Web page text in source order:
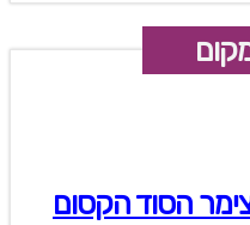
הסוד הקסום